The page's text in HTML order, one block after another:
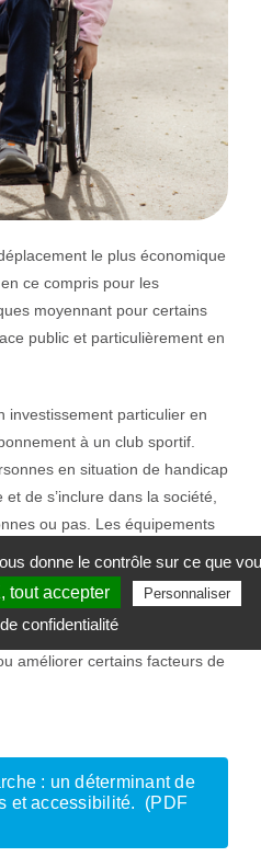
le plus économique
ce compris pour les
moyennant pour certains
public et particulièrement en
investissement particulier en
à un club sportif.
en situation de handicap
de s’inclure dans la société,
ou pas. Les équipements
en plus nombreux, et sont des
pour s’aérer, mais
à la hauteur ces
améliorer certains facteurs de
: un déterminant de
et accessibilité. (PDF
donne le contrôle sur ce que
tout accepter Personnaliser
confidentialité